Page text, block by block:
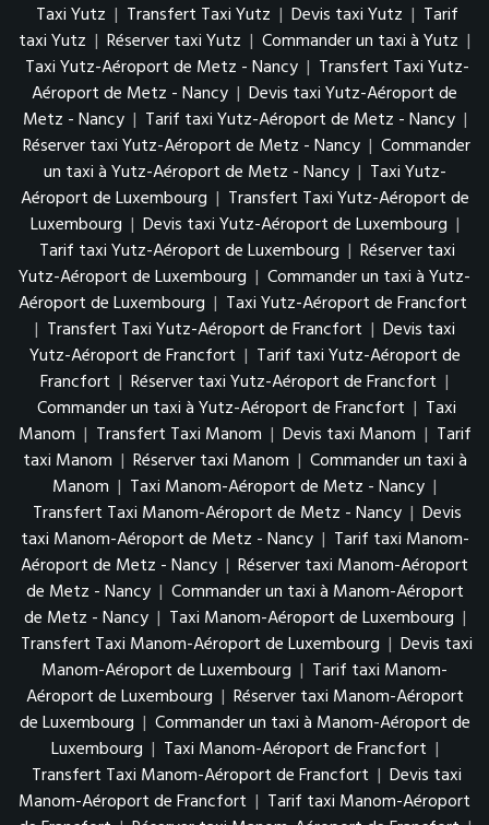
Taxi Yutz | Transfert Taxi Yutz | Devis taxi Yutz | Tarif
taxi Yutz | Réserver taxi Yutz | Commander un taxi à Yutz |
Taxi Yutz-Aéroport de Metz - Nancy | Transfert Taxi Yutz-
Aéroport de Metz - Nancy | Devis taxi Yutz-Aéroport de
Metz - Nancy | Tarif taxi Yutz-Aéroport de Metz - Nancy |
Réserver taxi Yutz-Aéroport de Metz - Nancy | Commander
un taxi à Yutz-Aéroport de Metz - Nancy | Taxi Yutz-
Aéroport de Luxembourg | Transfert Taxi Yutz-Aéroport de
Luxembourg | Devis taxi Yutz-Aéroport de Luxembourg |
Tarif taxi Yutz-Aéroport de Luxembourg | Réserver taxi
Yutz-Aéroport de Luxembourg | Commander un taxi à Yutz-
Aéroport de Luxembourg | Taxi Yutz-Aéroport de Francfort
| Transfert Taxi Yutz-Aéroport de Francfort | Devis taxi
Yutz-Aéroport de Francfort | Tarif taxi Yutz-Aéroport de
Francfort | Réserver taxi Yutz-Aéroport de Francfort |
Commander un taxi à Yutz-Aéroport de Francfort | Taxi
Manom | Transfert Taxi Manom | Devis taxi Manom | Tarif
taxi Manom | Réserver taxi Manom | Commander un taxi à
Manom | Taxi Manom-Aéroport de Metz - Nancy |
Transfert Taxi Manom-Aéroport de Metz - Nancy | Devis
taxi Manom-Aéroport de Metz - Nancy | Tarif taxi Manom-
Aéroport de Metz - Nancy | Réserver taxi Manom-Aéroport
de Metz - Nancy | Commander un taxi à Manom-Aéroport
de Metz - Nancy | Taxi Manom-Aéroport de Luxembourg |
Transfert Taxi Manom-Aéroport de Luxembourg | Devis taxi
Manom-Aéroport de Luxembourg | Tarif taxi Manom-
Aéroport de Luxembourg | Réserver taxi Manom-Aéroport
de Luxembourg | Commander un taxi à Manom-Aéroport de
Luxembourg | Taxi Manom-Aéroport de Francfort |
Transfert Taxi Manom-Aéroport de Francfort | Devis taxi
Manom-Aéroport de Francfort | Tarif taxi Manom-Aéroport